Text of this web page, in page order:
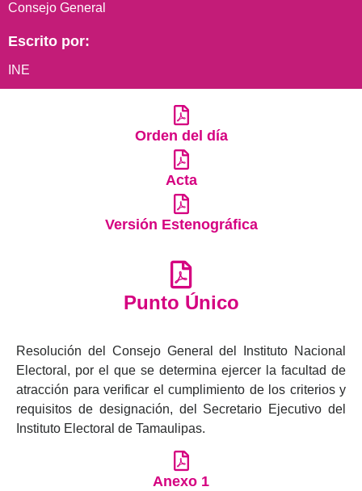
Consejo General
Escrito por:
INE
Orden del día
Acta
Versión Estenográfica
Punto Único
Resolución del Consejo General del Instituto Nacional
Electoral, por el que se determina ejercer la facultad de
atracción para verificar el cumplimiento de los criterios y
requisitos de designación, del Secretario Ejecutivo del
Instituto Electoral de Tamaulipas.
Anexo 1